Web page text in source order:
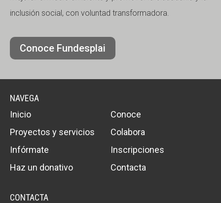
inclusión social, con voluntad transformadora.
Conoce Fundesplai
NAVEGA
Inicio
Conoce
Proyectos y servicios
Colabora
Infórmate
Inscripciones
Haz un donativo
Contacta
CONTACTA